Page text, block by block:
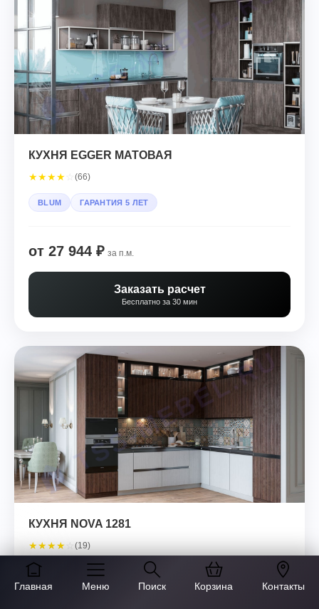
Главная Меню Поиск Корзина Контакты
КУХНЯ EGGER МАТОВАЯ
★★★★ (66)
BLUM ГАРАНТИЯ 5 ЛЕТ
от 27 944 ₽ за п.м.
Заказать расчет
Бесплатно за 30 мин
КУХНЯ NOVA 1281
★★★★☆ (19)
ГАРАНТИЯ 5 ЛЕТ